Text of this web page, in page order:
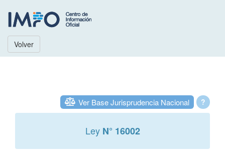
Volver
?
Ver Base Jurisprudencia Nacional
Ley N° 16002